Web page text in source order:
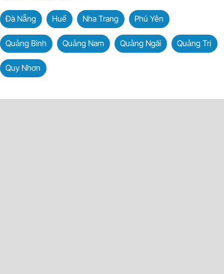
Đà Nẵng Huế Nha Trang Phú Yên
Quảng Bình Quảng Nam Quảng Ngãi Quảng Trị
Quy Nhơn